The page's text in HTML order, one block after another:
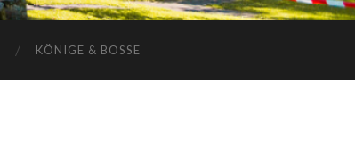
KÖNIGE & BOSSE